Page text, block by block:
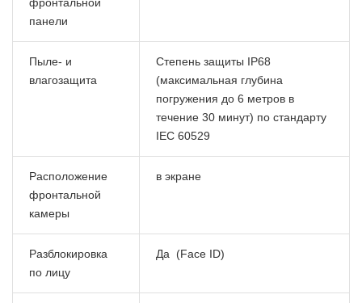
панели
Пыле- и
влагозащита
Степень защиты IP68
(максимальная глубина
погружения до 6 метров в
течение 30 минут) по стандарту
IEC 60529
Расположение
фронтальной
камеры
в экране
Разблокировка
по лицу
Да (Face ID)